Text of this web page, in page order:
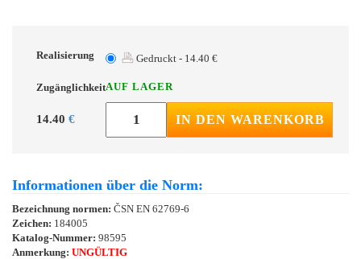
Realisierung Gedruckt - 14.40 €
ZugänglichkeitAUF LAGER
14.40 € IN DEN WARENKORB
Informationen über die Norm:
Bezeichnung normen: ČSN EN 62769-6
Zeichen: 184005
Katalog-Nummer: 98595
Anmerkung: UNGÜLTIG